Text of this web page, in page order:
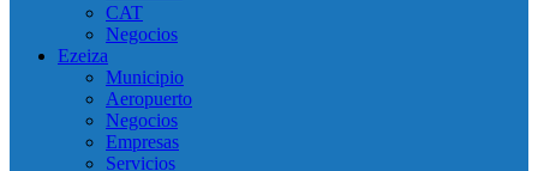
CAT
Negocios
Ezeiza
Municipio
Aeropuerto
Negocios
Empresas
Servicios